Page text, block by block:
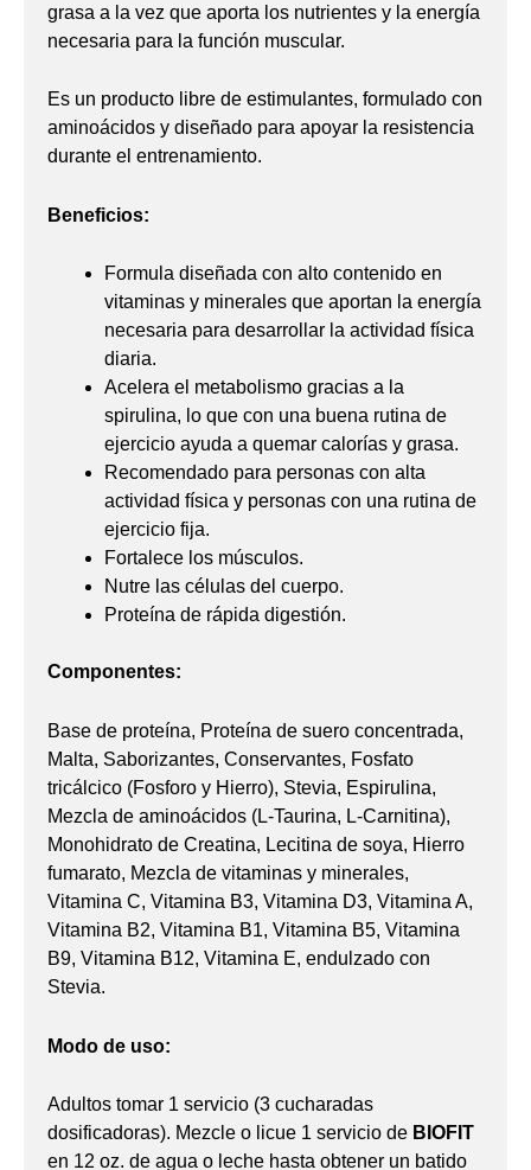
grasa a la vez que aporta los nutrientes y la energía
necesaria para la función muscular.
Es un producto libre de estimulantes, formulado con
aminoácidos y diseñado para apoyar la resistencia
durante el entrenamiento.
Beneficios:
Formula diseñada con alto contenido en
vitaminas y minerales que aportan la energía
necesaria para desarrollar la actividad física
diaria.
Acelera el metabolismo gracias a la
spirulina, lo que con una buena rutina de
ejercicio ayuda a quemar calorías y grasa.
Recomendado para personas con alta
actividad física y personas con una rutina de
ejercicio fija.
Fortalece los músculos.
Nutre las células del cuerpo.
Proteína de rápida digestión.
Componentes:
Base de proteína, Proteína de suero concentrada,
Malta, Saborizantes, Conservantes, Fosfato
tricálcico (Fosforo y Hierro), Stevia, Espirulina,
Mezcla de aminoácidos (L-Taurina, L-Carnitina),
Monohidrato de Creatina, Lecitina de soya, Hierro
fumarato, Mezcla de vitaminas y minerales,
Vitamina C, Vitamina B3, Vitamina D3, Vitamina A,
Vitamina B2, Vitamina B1, Vitamina B5, Vitamina
B9, Vitamina B12, Vitamina E, endulzado con
Stevia.
Modo de uso:
Adultos tomar 1 servicio (3 cucharadas
dosificadoras). Mezcle o licue 1 servicio de BIOFIT
en 12 oz. de agua o leche hasta obtener un batido